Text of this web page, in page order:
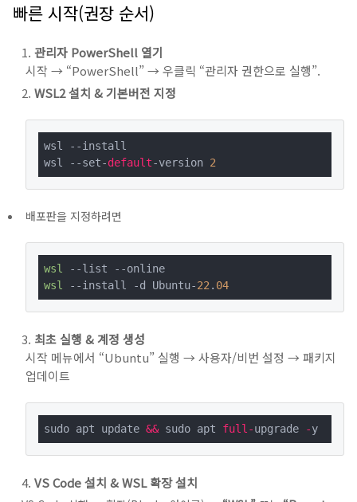
빠른 시작(권장 순서)
관리자 PowerShell 열기
시작 → “PowerShell” → 우클릭 “관리자 권한으로 실행”.
WSL2 설치 & 기본버전 지정
wsl --install
wsl --set-default-version 2
배포판을 지정하려면
wsl
wsl
--install -d Ubuntu-22 . 04
최초 실행 & 계정 생성
시작 메뉴에서 “Ubuntu” 실행 → 사용자/비번 설정 → 패키지
업데이트
sudo apt update && sudo apt full -upgrade -y
VS Code 설치 & WSL 확장 설치